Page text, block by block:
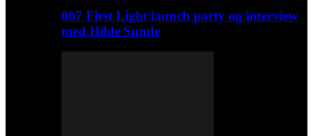
007 First Light launch party og interview
med Hilde Sunde